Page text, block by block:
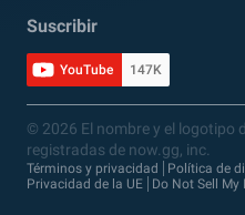
Suscribir
YouTube 147K
© 2026 El nombre y el logotipo
registradas de now.gg, inc.
Términos y privacidad
Política de
Privacidad de la UE
Do Not Sell